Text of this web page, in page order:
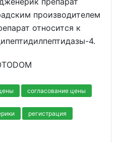
производителем
относится к
4.
согласование цены
регистрация